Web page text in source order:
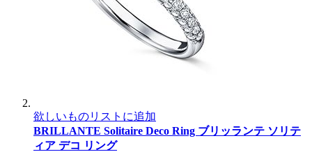
欲しいものリストに追加
BRILLANTE Solitaire Deco Ring ブリッランテ ソリテ
ィア デコ リング